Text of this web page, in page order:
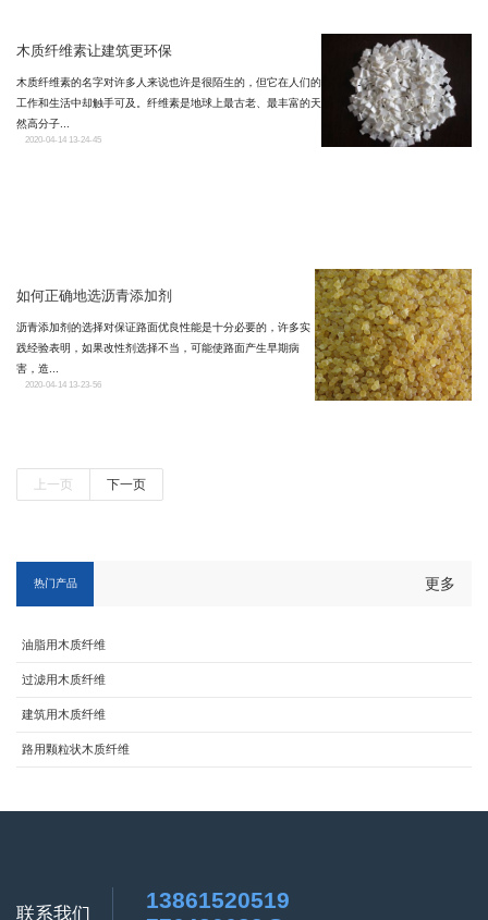
木质纤维素让建筑更环保
木质纤维素的名字对许多人来说也许是很陌生的，但它在人们的
工作和生活中却触手可及。纤维素是地球上最古老、最丰富的天
然高分子...
2020-04-14 13-24-45
如何正确地选沥青添加剂
沥青添加剂的选择对保证路面优良性能是十分必要的，许多实
践经验表明，如果改性剂选择不当，可能使路面产生早期病
害，造...
2020-04-14 13-23-56
上一页 下一页
热门产品 更多
油脂用木质纤维
过滤用木质纤维
建筑用木质纤维
路用颗粒状木质纤维
联系我们
13861520519